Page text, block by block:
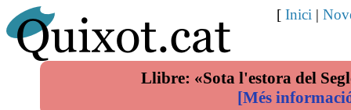
Llibre: «Sota l'estora del
[Més
[ Inici |